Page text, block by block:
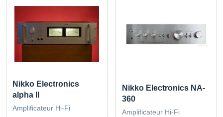
Nikko Electronics
alpha II
Amplificateur Hi-Fi
Nikko Electronics NA-
360
Amplificateur Hi-Fi